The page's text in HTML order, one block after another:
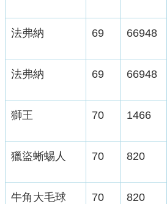
法弗納 69 66948
法弗納 69 66948
獅王 70 1466
獵盜蜥蜴人 70 820
牛角大毛球 70 820